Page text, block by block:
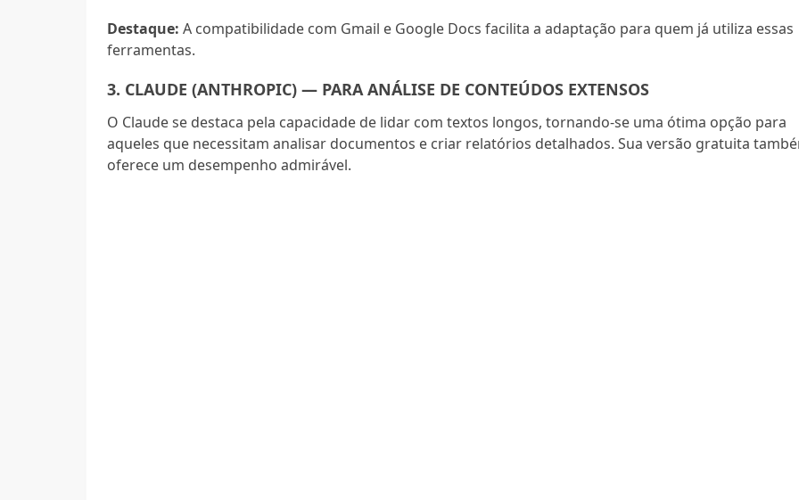
Destaque: A compatibilidade com Gmail e Google Docs facilita a adaptação para quem já utiliza essas
ferramentas.
3. CLAUDE (ANTHROPIC) — PARA ANÁLISE DE CONTEÚDOS EXTENSOS
O Claude se destaca pela capacidade de lidar com textos longos, tornando-se uma ótima opção para
aqueles que necessitam analisar documentos e criar relatórios detalhados. Sua versão gratuita
oferece um desempenho admirável.